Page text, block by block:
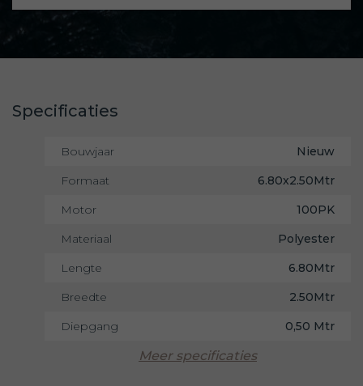
Specificaties
Bouwjaar
Nieuw
Formaat
6.80x2.50Mtr
Motor
100PK
Materiaal
Polyester
Lengte
6.80Mtr
Breedte
2.50Mtr
Diepgang
0,50 Mtr
Meer specificaties